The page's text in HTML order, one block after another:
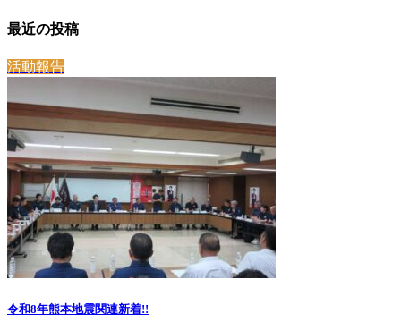
最近の投稿
活動報告
令和8年熊本地震関連新着!!